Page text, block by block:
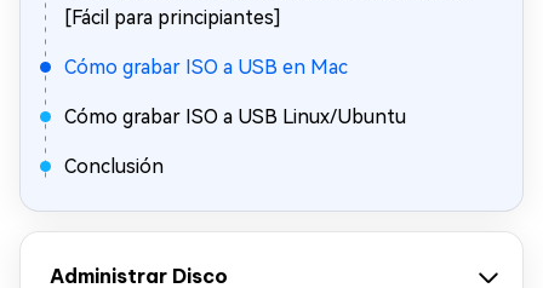
[Fácil para principiantes]
Cómo grabar ISO a USB en Mac
Cómo grabar ISO a USB Linux/Ubuntu
Conclusión
Administrar Disco